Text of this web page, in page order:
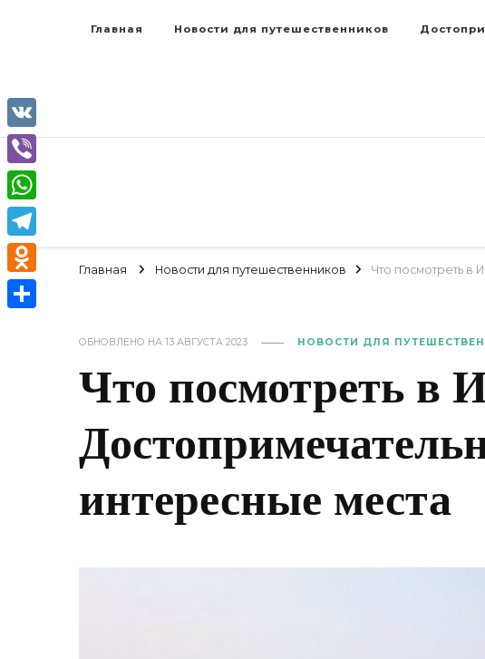
Главная Новости для путешественников
Главная Новости для путешественников Что посмотреть в
ОБНОВЛЕНО НА 13 АВГУСТА 2023 НОВОСТИ ДЛЯ
Что посмотреть в
интересные места
VK
Viber
WhatsApp
Telegram
Odnoklassniki